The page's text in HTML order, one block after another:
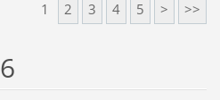
1 2 3 4 5 > >>